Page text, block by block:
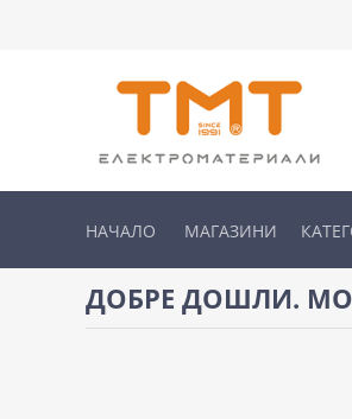
НАЧАЛО МАГАЗИНИ
ДОБРЕ ДОШЛИ.